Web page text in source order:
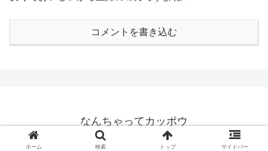
コメントを書き込む
なんちゃってカッポウ
© 2009 なんちゃってカッポウ.
ホーム 検索 トップ サイドバー